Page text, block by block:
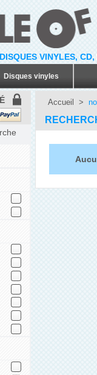
VINYLES,
Disques vinyles
Accueil >